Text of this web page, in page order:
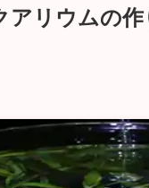
リウムの